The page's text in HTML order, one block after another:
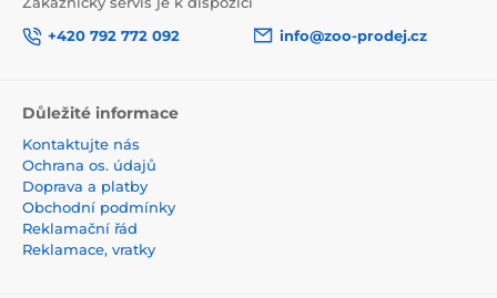
+420 792 772 092
info@zoo-prodej.cz
Důležité informace
Kontaktujte nás
Ochrana os. údajů
Doprava a platby
Obchodní podmínky
Reklamační řád
Reklamace, vratky